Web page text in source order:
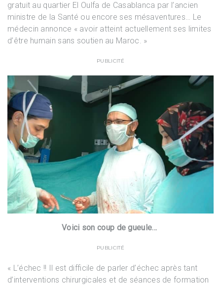
gratuit au quartier El Oulfa de Casablanca par l’ancien
ministre de la Santé ou encore ses mésaventures… Le
médecin annonce « avoir atteint actuellement ses limites
d’être humain sans soutien au Maroc. »
PUBLICITÉ
Voici son coup de gueule…
PUBLICITÉ
« L’échec !! Il est difficile de parler d’échec après tant
d’interventions chirurgicales et de séances de formation